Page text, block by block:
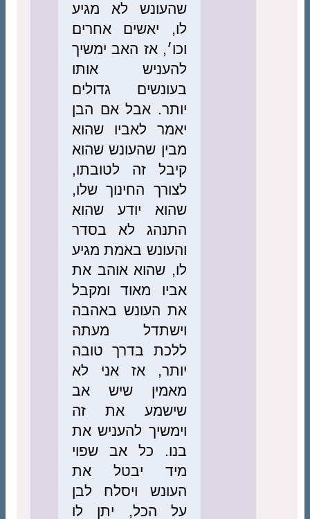
שהעונש לא מגיע
לו, יאשים אחרים
וכו׳, אז האב ימשיך
להעניש אותו
בעונשים גדולים
יותר. אבל אם הבן
יאמר לאביו שהוא
מבין שהעונש שהוא
קיבל זה לטובתו,
לצורך החינוך שלו,
שהוא יודע שהוא
התנהג לא בסדר
והעונש באמת מגיע
לו, שהוא אוהב את
אביו מאוד ומקבל
את העונש באהבה
וישתדל מעתה
ללכת בדרך טובה
יותר, אז אני לא
מאמין שיש אב
שישמע את זה
וימשיך להעניש את
בנו. כל אב שפוי
מיד יבטל את
העונש ויסלח לבן
על הכל, יתן לו